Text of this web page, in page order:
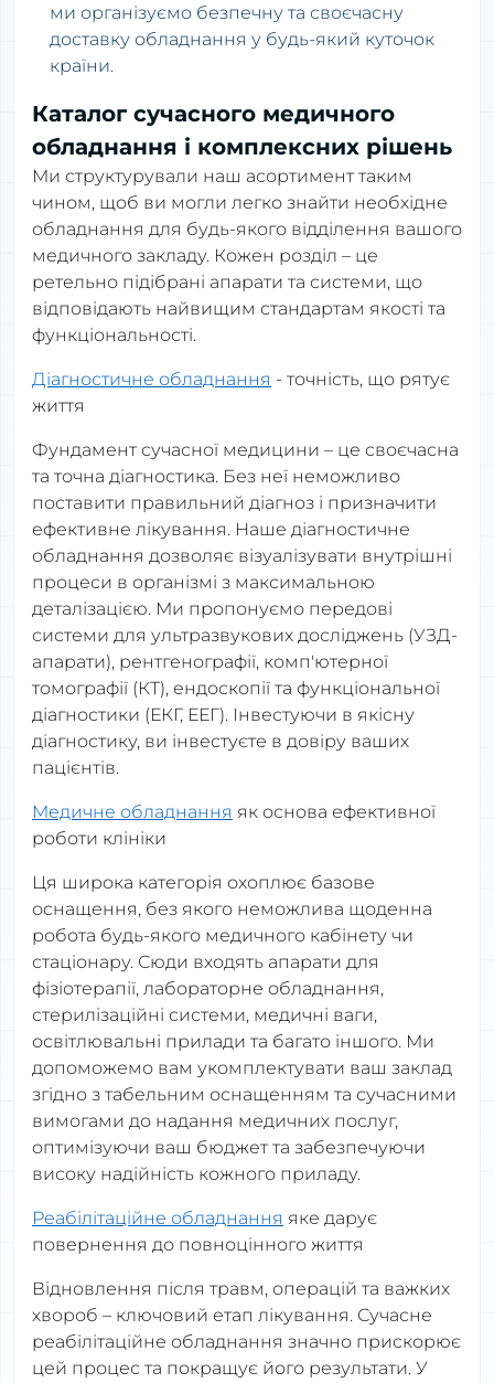
ми організуємо безпечну та своєчасну
доставку обладнання у будь-який куточок
країни.
Каталог сучасного медичного
обладнання і комплексних рішень
Ми структурували наш асортимент таким
чином, щоб ви могли легко знайти необхідне
обладнання для будь-якого відділення вашого
медичного закладу. Кожен розділ – це
ретельно підібрані апарати та системи, що
відповідають найвищим стандартам якості та
функціональності.
Діагностичне обладнання - точність, що рятує
життя
Фундамент сучасної медицини – це своєчасна
та точна діагностика. Без неї неможливо
поставити правильний діагноз і призначити
ефективне лікування. Наше діагностичне
обладнання дозволяє візуалізувати внутрішні
процеси в організмі з максимальною
деталізацією. Ми пропонуємо передові
системи для ультразвукових досліджень (УЗД-
апарати), рентгенографії, комп'ютерної
томографії (КТ), ендоскопії та функціональної
діагностики (ЕКГ, ЕЕГ). Інвестуючи в якісну
діагностику, ви інвестуєте в довіру ваших
пацієнтів.
Медичне обладнання як основа ефективної
роботи клініки
Ця широка категорія охоплює базове
оснащення, без якого неможлива щоденна
робота будь-якого медичного кабінету чи
стаціонару. Сюди входять апарати для
фізіотерапії, лабораторне обладнання,
стерилізаційні системи, медичні ваги,
освітлювальні прилади та багато іншого. Ми
допоможемо вам укомплектувати ваш заклад
згідно з табельним оснащенням та сучасними
вимогами до надання медичних послуг,
оптимізуючи ваш бюджет та забезпечуючи
високу надійність кожного приладу.
Реабілітаційне обладнання яке дарує
повернення до повноцінного життя
Відновлення після травм, операцій та важких
хвороб – ключовий етап лікування. Сучасне
реабілітаційне обладнання значно прискорює
цей процес та покращує його результати. У